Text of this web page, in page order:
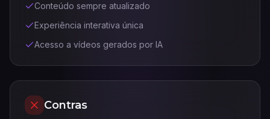
Conteúdo sempre atualizado
Experiência interativa única
Acesso a vídeos gerados por IA
Contras